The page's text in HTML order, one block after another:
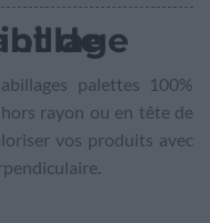
palettes 100%
rayon ou en tête de
vos produits avec